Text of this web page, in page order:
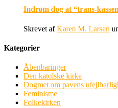
Indrøm dog at “trans-
Skrevet afKaren M. Larsen
Kategorier
Åbenbaringer
Den katolske kirke
Dogmet om pavens
Feminisme
Folkekirken